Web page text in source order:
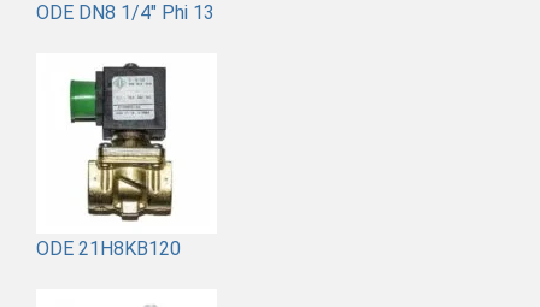
ODE DN8 1/4" Phi 13
ODE 21H8KB120